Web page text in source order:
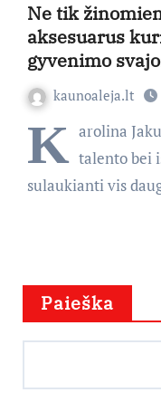
Ne tik
aksesuarus
gyvenimo
kaunoaleja.lt
K arolina
talento bei
sulaukianti vis
Paieška